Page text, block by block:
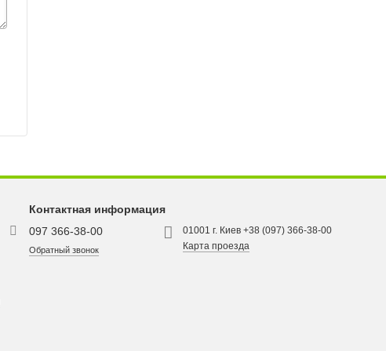
Контактная информация
097 366-38-00
Обратный звонок
01001 г. Киев +38 (097) 366-38-00
Карта проезда